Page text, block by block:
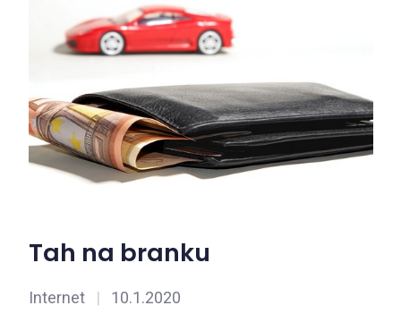
Tah na branku
Internet | 10.1.2020